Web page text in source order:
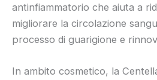
antinfiammatorio che aiuta a
migliorare la circolazione
processo di guarigione e
In ambito cosmetico, la